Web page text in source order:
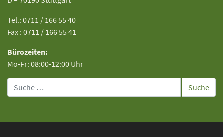
Tel.: 0711 / 166 55 40
Fax : 0711 / 166 55 41
Bürozeiten:
Mo-Fr: 08:00-12:00 Uhr
Suche